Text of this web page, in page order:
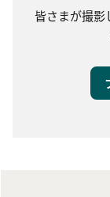
皆さまが撮影